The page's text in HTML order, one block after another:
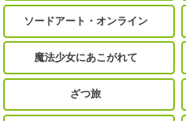
ソードアート・オンライン
魔法少女にあこがれて
ざつ旅